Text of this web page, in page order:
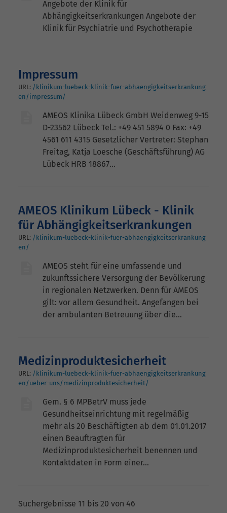
Angebote der Klinik für
Abhängigkeitserkrankungen Angebote der
Klinik für Psychiatrie und Psychotherapie
Impressum
URL: /klinikum-luebeck-klinik-fuer-abhaengigkeitserkrankung
en/impressum/
AMEOS Klinika Lübeck GmbH Weidenweg 9-15
D-23562 Lübeck Tel.: +49 451 5894 0 Fax: +49
4561 611 4315 Gesetzlicher Vertreter: Stephan
Freitag, Katja Loesche (Geschäftsführung) AG
Lübeck HRB 18867…
AMEOS Klinikum Lübeck - Klinik
für Abhängigkeitserkrankungen
URL: /klinikum-luebeck-klinik-fuer-abhaengigkeitserkrankung
en/
AMEOS steht für eine umfassende und
zukunftssichere Versorgung der Bevölkerung
in regionalen Netzwerken. Denn für AMEOS
gilt: vor allem Gesundheit. Angefangen bei
der ambulanten Betreuung über die…
Medizinproduktesicherheit
URL: /klinikum-luebeck-klinik-fuer-abhaengigkeitserkrankung
en/ueber-uns/medizinproduktesicherheit/
Gem. § 6 MPBetrV muss jede
Gesundheitseinrichtung mit regelmäßig
mehr als 20 Beschäftigten ab dem 01.01.2017
einen Beauftragten für
Medizinproduktesicherheit benennen und
Kontaktdaten in Form einer…
Suchergebnisse 11 bis 20 von 46